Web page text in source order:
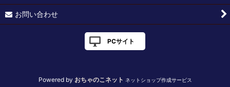
野球界
お問い合わせ
PCサイト
Powered by おちゃのこネット ネットショップ作成サービス